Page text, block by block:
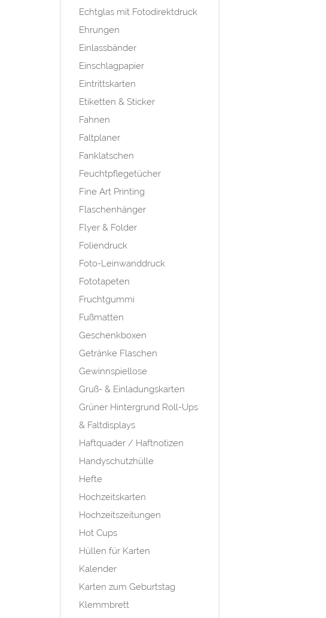
Echtglas mit Fotodirektdruck
Ehrungen
Einlassbänder
Einschlagpapier
Eintrittskarten
Etiketten & Sticker
Fahnen
Faltplaner
Fanklatschen
Feuchtpflegetücher
Fine Art Printing
Flaschenhänger
Flyer & Folder
Foliendruck
Foto-Leinwanddruck
Fototapeten
Fruchtgummi
Fußmatten
Geschenkboxen
Getränke Flaschen
Gewinnspiellose
Gruß- & Einladungskarten
Grüner Hintergrund Roll-Ups
& Faltdisplays
Haftquader / Haftnotizen
Handyschutzhülle
Hefte
Hochzeitskarten
Hochzeitszeitungen
Hot Cups
Hüllen für Karten
Kalender
Karten zum Geburtstag
Klemmbrett